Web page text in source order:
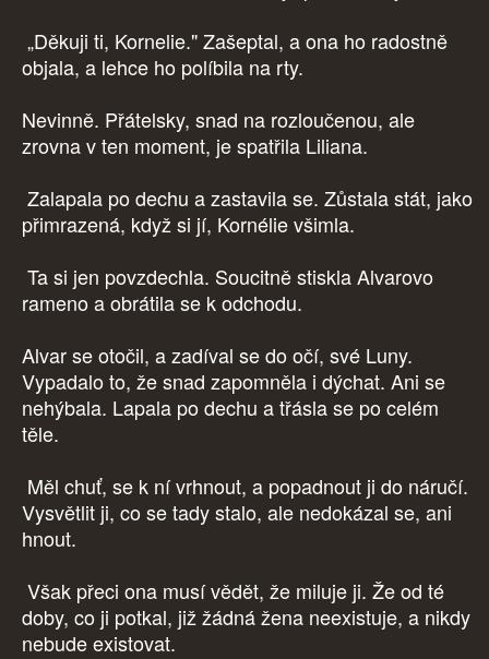
„Děkuji ti, Kornelie." Zašeptal, a ona ho radostně
objala, a lehce ho políbila na rty.
Nevinně. Přátelsky, snad na rozloučenou, ale
zrovna v ten moment, je spatřila Liliana.
Zalapala po dechu a zastavila se. Zůstala stát, jako
přimrazená, když si jí, Kornélie všimla.
Ta si jen povzdechla. Soucitně stiskla Alvarovo
rameno a obrátila se k odchodu.
Alvar se otočil, a zadíval se do očí, své Luny.
Vypadalo to, že snad zapomněla i dýchat. Ani se
nehýbala. Lapala po dechu a třásla se po celém
těle.
Měl chuť, se k ní vrhnout, a popadnout ji do náručí.
Vysvětlit ji, co se tady stalo, ale nedokázal se, ani
hnout.
Však přeci ona musí vědět, že miluje ji. Že od té
doby, co ji potkal, již žádná žena neexistuje, a nikdy
nebude existovat.